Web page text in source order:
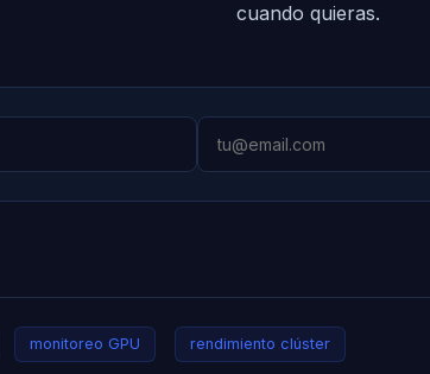
cuando quieras.
monitoreo GPU rendimiento clúster